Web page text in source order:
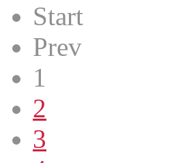
Start
Prev
1
2
3